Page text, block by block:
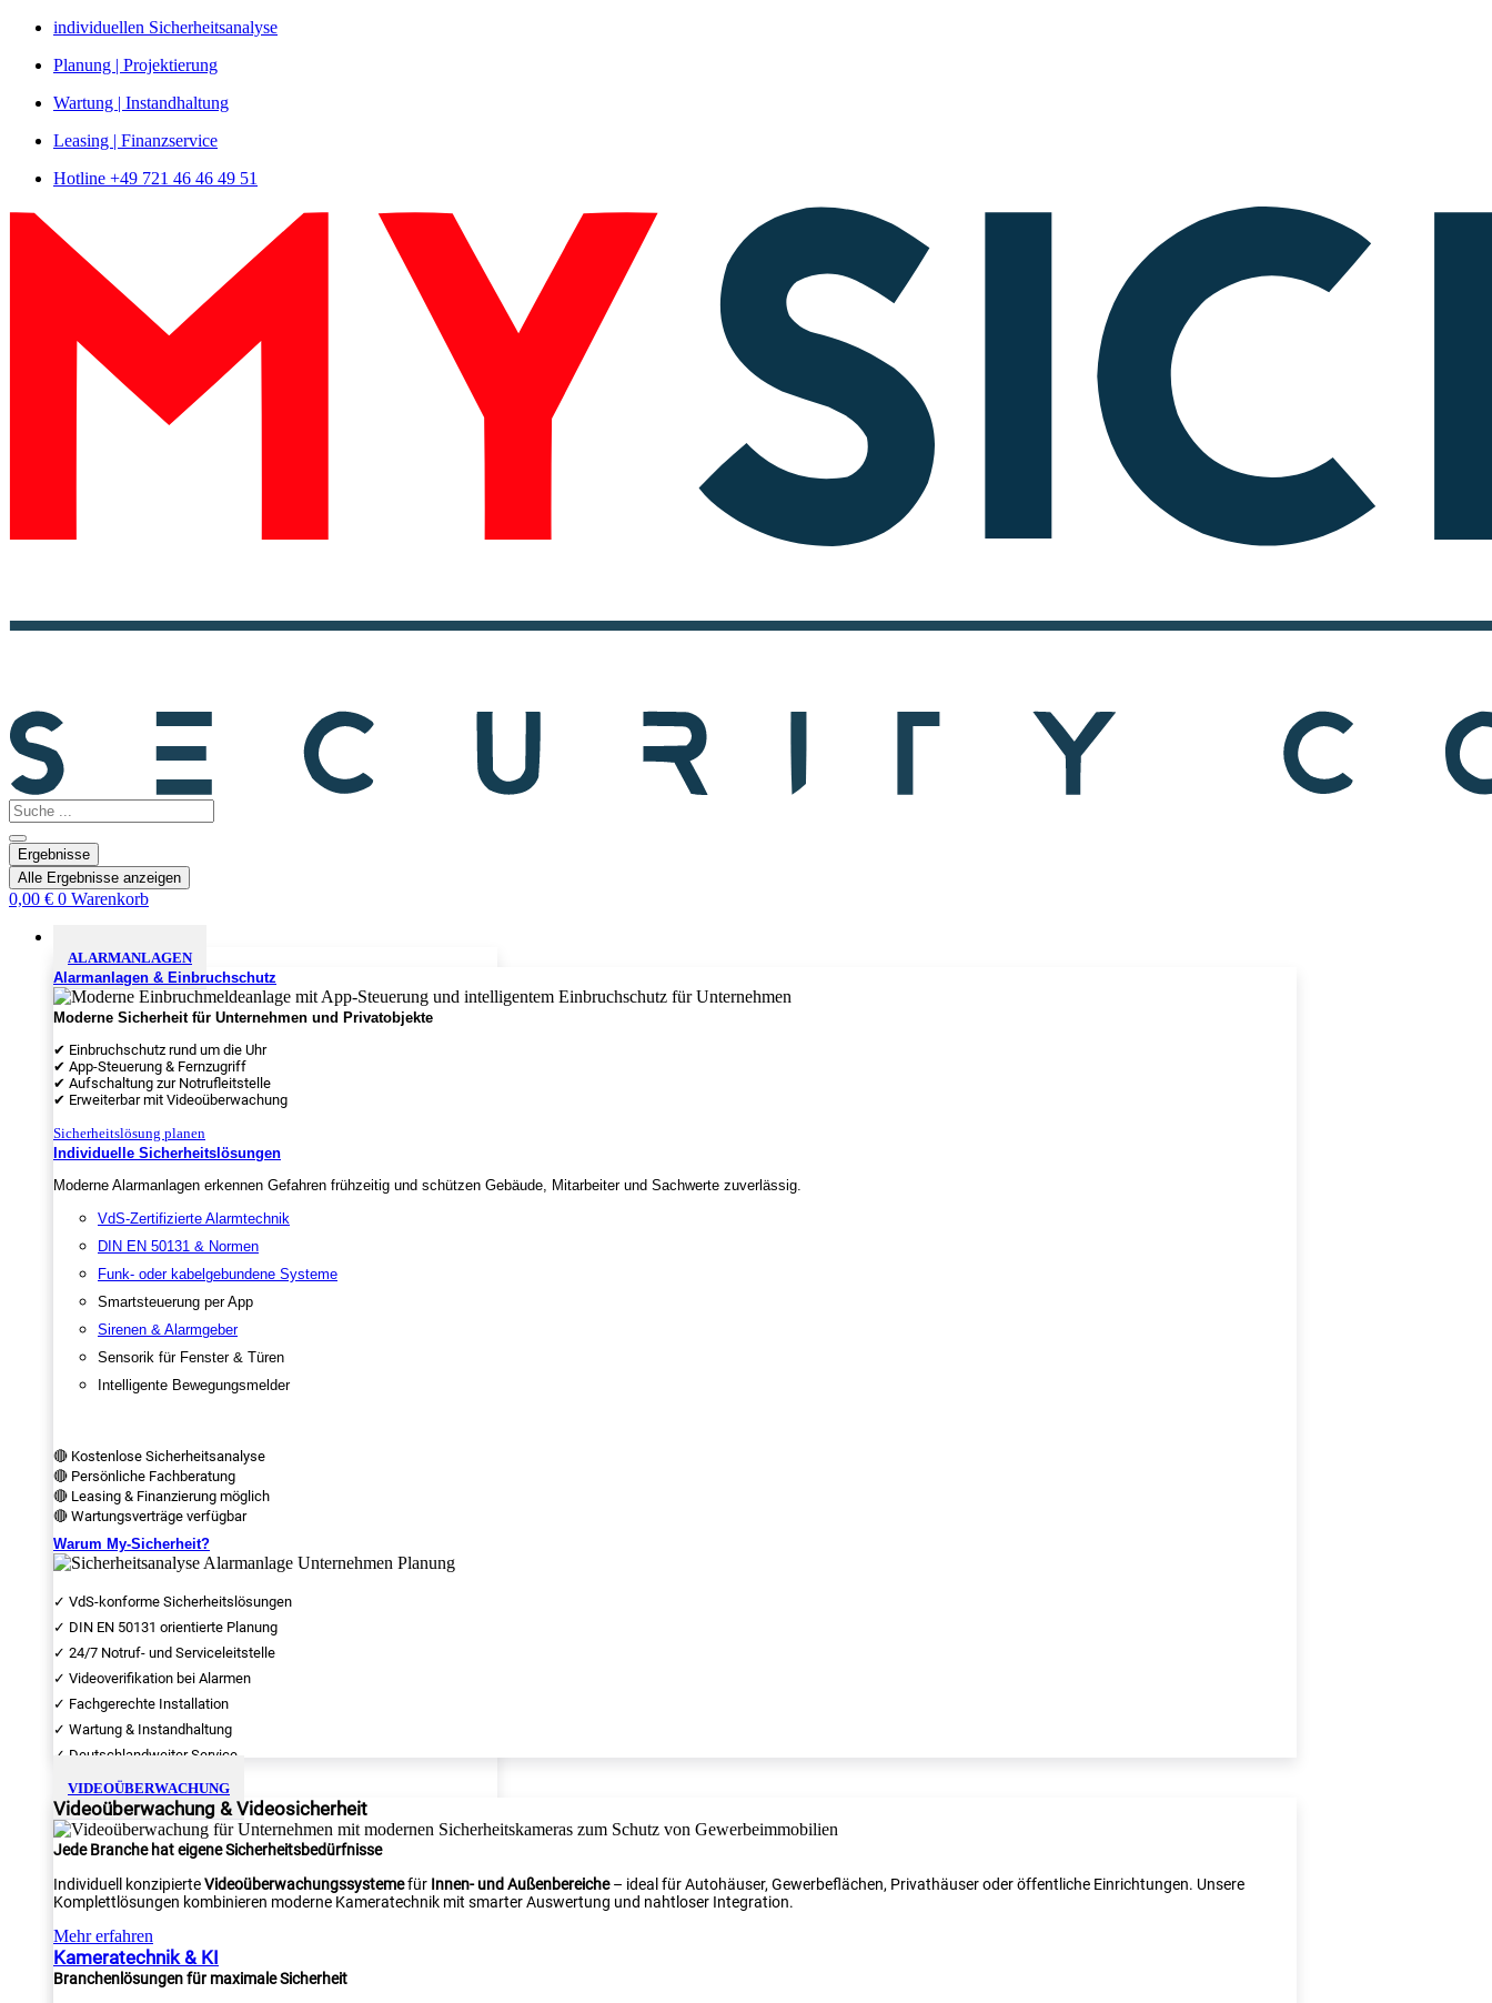
Zum
springen
individuellen Sicherheitsanalyse
Planung | Projektierung
Wartung | Instandhaltung
Leasing | Finanzservice
Hotline +49 721 46 46 49 51
Search
...
Ergebnisse
Alle Ergebnisse anzeigen
0,00 € 0 Warenkorb
ALARMANLAGEN
Alarmanlagen & Einbruchschutz
Moderne Sicherheit für Unternehmen und Privatobjekte
✔ Einbruchschutz rund um die Uhr
✔ App-Steuerung & Fernzugriff
✔ Aufschaltung zur Notrufleitstelle
✔ Erweiterbar mit Videoüberwachung
Sicherheitslösung planen
Individuelle Sicherheitslösungen
Moderne Alarmanlagen erkennen Gefahren frühzeitig und schützen Gebäude, Mitarbeiter und Sachwerte zuverlässig.
VdS-Zertifizierte Alarmtechnik
DIN EN 50131 & Normen
Funk- oder kabelgebundene Systeme
Smartsteuerung per App
Sirenen & Alarmgeber
Sensorik für Fenster & Türen
Intelligente Bewegungsmelder
🔴 Kostenlose Sicherheitsanalyse
🔴 Persönliche Fachberatung
🔴 Leasing & Finanzierung möglich
🔴 Wartungsverträge verfügbar
Warum My-Sicherheit?
✓ VdS-konforme Sicherheitslösungen
✓ DIN EN 50131 orientierte Planung
✓ 24/7 Notruf- und Serviceleitstelle
✓ Videoverifikation bei Alarmen
✓ Fachgerechte Installation
✓ Wartung & Instandhaltung
✓ Deutschlandweiter Service
VIDEOÜBERWACHUNG
Videoüberwachung & Videosicherheit
Jede Branche hat eigene Sicherheitsbedürfnisse
Individuell konzipierteVideoüberwachungssystemefür Innen- und Außenbereiche– ideal für Autohäuser, Gewerbeflächen, Privathäuser oder öffentliche Einrichtungen. Unsere
Komplettlösungen kombinieren moderne Kameratechnik mit smarter Auswertung und nahtloser Integration.
Mehr erfahren
Kameratechnik & KI
Branchenlösungen für maximale Sicherheit